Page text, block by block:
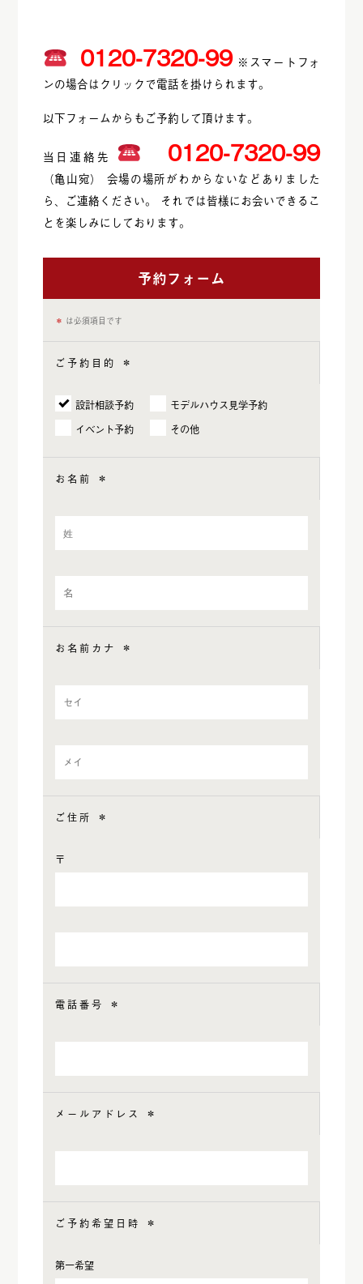
0120-7320-99※スマートフォ
ンの場合はクリックで電話を掛けられます。
以下フォームからもご予約して頂けます。
当日連絡先 0120-7320-99
（亀山宛） 会場の場所がわからないなどありました
ら、ご連絡ください。 それでは皆様にお会いできるこ
とを楽しみにしております。
予約フォーム
＊ は必須項目です
ご予約目的 ＊
設計相談予約
モデルハウス見学予約
イベント予約
その他
お名前 ＊
お名前カナ ＊
ご住所 ＊
〒
電話番号 ＊
メールアドレス ＊
ご予約希望日時 ＊
第一希望